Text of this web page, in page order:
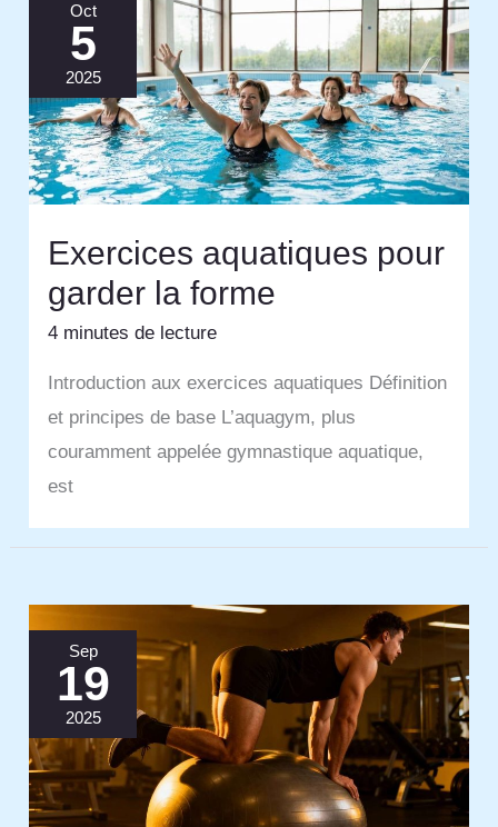
Oct
5
2025
Exercices aquatiques pour
garder la forme
4 minutes de lecture
Introduction aux exercices aquatiques Définition
et principes de base L’aquagym, plus
couramment appelée gymnastique aquatique,
est
Sep
19
2025